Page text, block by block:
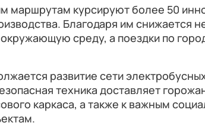
маршрутам курсируют более 50
Благодаря им снижается
среду, а поездки по
развитие сети
техника доставляет
каркаса, а также к важным